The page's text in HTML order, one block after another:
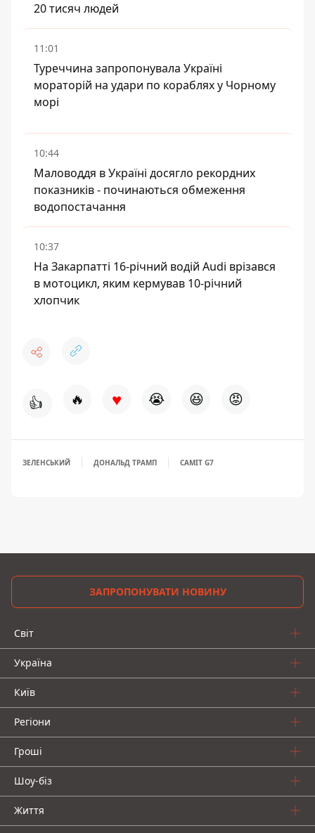
20 тисяч людей
11:01
Туреччина запропонувала Україні
мораторій на удари по кораблях у Чорному
морі
10:44
Маловоддя в Україні досягло рекордних
показників - починаються обмеження
водопостачання
10:37
На Закарпатті 16-річний водій Audi врізався
в мотоцикл, яким кермував 10-річний
хлопчик
👍 🔥 ♥ 😭 😆 😡
ЗЕЛЕНСЬКИЙ ДОНАЛЬД ТРАМП САМІТ G7
ЗАПРОПОНУВАТИ НОВИНУ
Світ
Україна
Київ
Регіони
Гроші
Шоу-біз
Життя